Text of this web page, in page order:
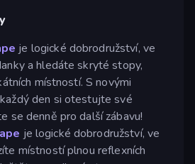
je logické dobrodružství, ve
a hledáte skryté stopy,
místností. S novými
den si otestujte své
se denně pro další zábavu!
je logické dobrodružství, ve
místností plnou reflexních